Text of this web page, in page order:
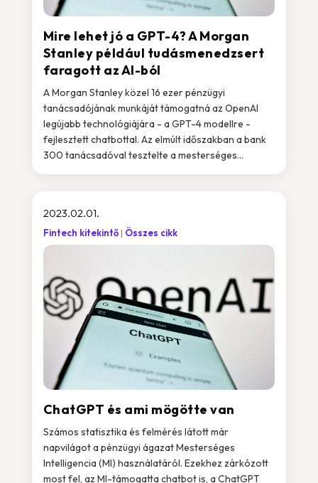
Mire lehet jó a GPT-4? A Morgan
Stanley például tudásmenedzsert
faragott az AI-ból
A Morgan Stanley közel 16 ezer pénzügyi
tanácsadójának munkáját támogatná az OpenAI
legújabb technológiájára - a GPT-4 modellre -
fejlesztett chatbottal. Az elmúlt időszakban a bank
300 tanácsadóval tesztelte a mesterséges...
ChatGPT és ami mögötte van
2023.02.01.
Fintech kitekintő Összes cikk
Számos statisztika és felmérés látott már
napvilágot a pénzügyi ágazat Mesterséges
Intelligencia (MI) használatáról. Ezekhez zárkózott
most fel, az MI-támogatta chatbot is, a ChatGPT